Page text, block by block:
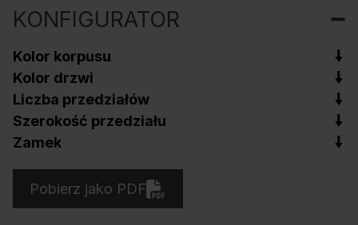
KONFIGURATOR
Kolor korpusu
Kolor drzwi
Liczba przedziałów
Szerokość przedziału
Zamek
Pobierz jako PDF